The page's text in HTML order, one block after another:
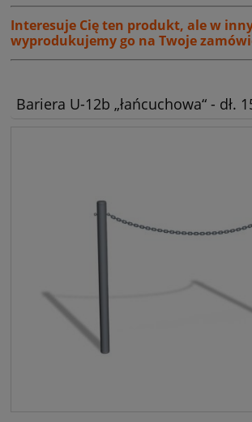
Interesuje Cię ten produkt, ale w
wyprodukujemy go na Twoje
Bariera U-12b „łańcuchowa“ - dł.